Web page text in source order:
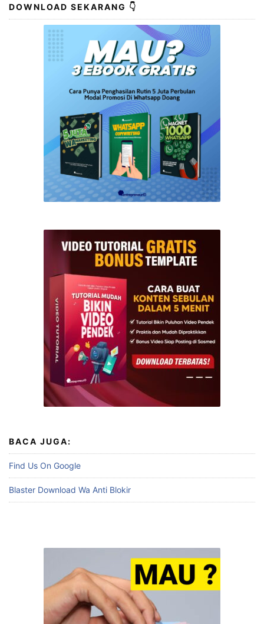
DOWNLOAD SEKARANG 👇
BACA JUGA:
Find Us On Google
Blaster Download Wa Anti Blokir